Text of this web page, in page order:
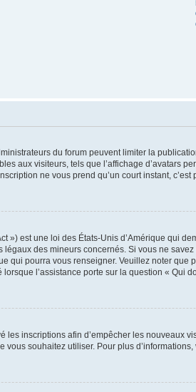
du forum peuvent limiter la
aux visiteurs, tels que l’affichage d’avatars
ne vous prend qu’un court instant,
») est une loi des États-Unis d’Amérique qui
des mineurs concernés. Si vous ne
qui pourra vous renseigner. Veuillez noter
l’assistance porte sur la question « Qui
les inscriptions afin d’empêcher les
vous souhaitez utiliser. Pour plus